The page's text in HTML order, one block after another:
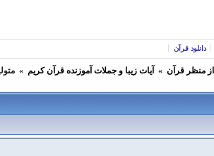
دانلود قرآن
منظر قرآن » آيات زیبا و جملات آموزنده قرآن كريم »